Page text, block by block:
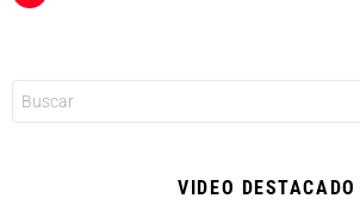
VIDEO DESTACADO